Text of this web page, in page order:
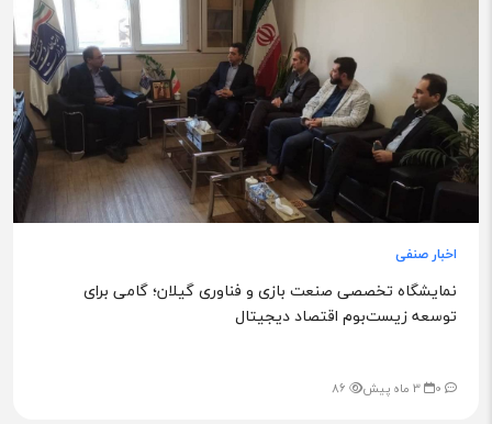
اخبار صنفی
نمایشگاه تخصصی صنعت بازی و فناوری گیلان؛ گامی برای
توسعه زیست‌بوم اقتصاد دیجیتال
0 3 ماه پیش 86